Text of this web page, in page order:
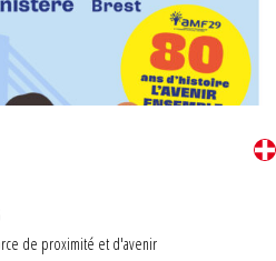
de proximité et d'avenir